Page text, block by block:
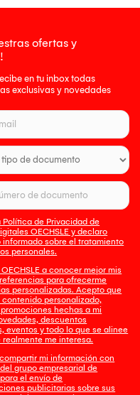
ofertas y
en tu inbox todas
exclusivas y novedades
Política de Privacidad de
OECHSLE y declaro
informado sobre el tratamiento
personales.
a conocer mejor mis
para ofrecerme
personalizadas. Acepto que
contenido personalizado,
hechas a mi
descuentos
eventos y todo lo que se alinee
realmente me interesa.
mi información con
grupo empresarial de
para el envío de
publicitarias sobre sus